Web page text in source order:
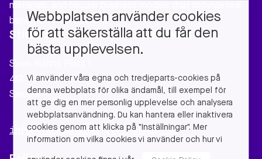
materials, and circular business models that provide real
benefits to our society.
Stiftelsen Chalmers Industriteknik
Sven Hultins Plats 1
412 58 Gothenburg
Sweden
info@chalmersindustriteknik.se
Webbplatsen använder cookies
för att säkerställa att du får den
bästa upplevelsen.
Vi använder våra egna och tredjeparts-cookies på
denna webbplats för olika ändamål, till exempel för
att ge dig en mer personlig upplevelse och analysera
webbplatsanvändning. Du kan hantera eller inaktivera
cookies genom att klicka på "Inställningar". Mer
information om vilka cookies vi använder och hur vi